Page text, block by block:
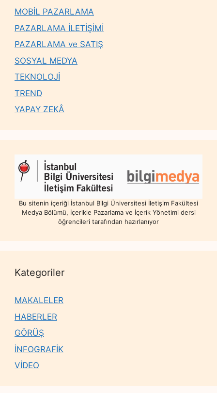
MOBİL PAZARLAMA
PAZARLAMA İLETİŞİMİ
PAZARLAMA ve SATIŞ
SOSYAL MEDYA
TEKNOLOJİ
TREND
YAPAY ZEKÂ
Bu sitenin içeriği İstanbul Bilgi Üniversitesi İletişim Fakültesi
Medya Bölümü, İçerikle Pazarlama ve İçerik Yönetimi dersi
öğrencileri tarafından hazırlanıyor
Kategoriler
MAKALELER
HABERLER
GÖRÜŞ
İNFOGRAFİK
VİDEO